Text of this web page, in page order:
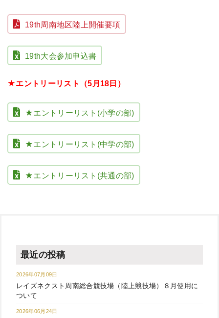
19th周南地区陸上開催要項
19th大会参加申込書
★エントリーリスト（5月18日）
★エントリーリスト(小学の部)
★エントリーリスト(中学の部)
★エントリーリスト(共通の部)
最近の投稿
2026年07月09日
レイズネクスト周南総合競技場（陸上競技場）８月使用に
ついて
2026年06月24日